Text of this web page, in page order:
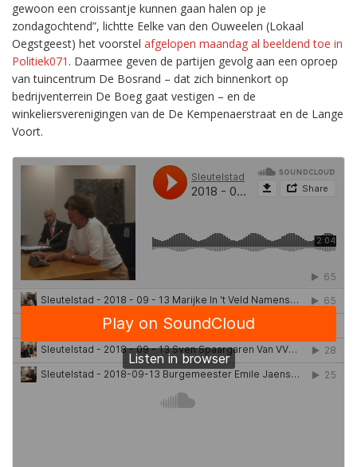
gewoon een croissantje kunnen gaan halen op je
zondagochtend”, lichtte Eelke van den Ouweelen (Lokaal
Oegstgeest) het voorstel afgelopen maandag al beeldend toe in
Politiek071 . Daarmee geven de partijen gevolg aan een oproep
van tuincentrum De Bosrand – dat zich binnenkort op
bedrijventerrein De Boeg gaat vestigen – en de
winkeliersverenigingen van de De Kempenaerstraat en de Lange
Voort.